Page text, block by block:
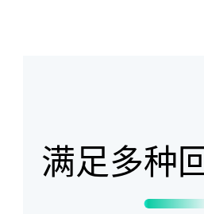
满足多种